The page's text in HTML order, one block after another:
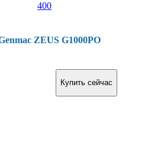
400
ZEUS G1000PO
Купить сейчас